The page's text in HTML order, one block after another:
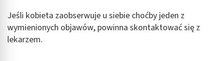
Jeśli kobieta zaobserwuje u siebie choćby jeden z
wymienionych objawów, powinna skontaktować się z
lekarzem.